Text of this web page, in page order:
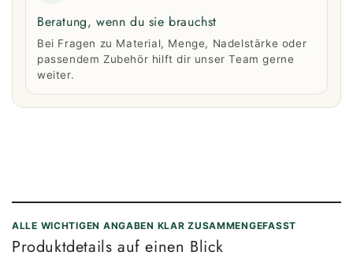
Beratung, wenn du sie brauchst
Bei Fragen zu Material, Menge, Nadelstärke oder
passendem Zubehör hilft dir unser Team gerne
weiter.
ALLE WICHTIGEN ANGABEN KLAR ZUSAMMENGEFASST
Produktdetails auf einen Blick